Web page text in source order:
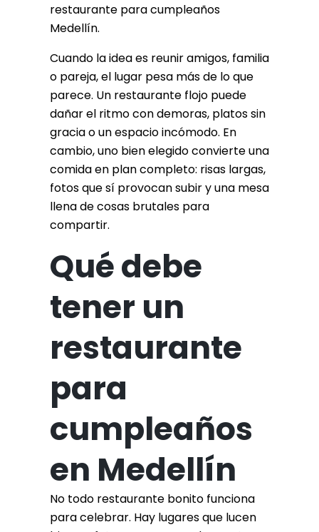
restaurante para cumpleaños
Medellín.
Cuando la idea es reunir amigos, familia
o pareja, el lugar pesa más de lo que
parece. Un restaurante flojo puede
dañar el ritmo con demoras, platos sin
gracia o un espacio incómodo. En
cambio, uno bien elegido convierte una
comida en plan completo: risas largas,
fotos que sí provocan subir y una mesa
llena de cosas brutales para
compartir.
Qué debe
tener un
restaurante
para
cumpleaños
en Medellín
No todo restaurante bonito funciona
para celebrar. Hay lugares que lucen